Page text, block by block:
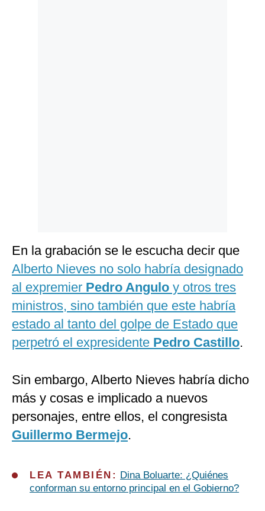
En la grabación se le escucha decir que
Alberto Nieves no solo habría designado
al expremier Pedro Angulo y otros tres
ministros, sino también que este habría
estado al tanto del golpe de Estado que
perpetró el expresidente Pedro Castillo.
Sin embargo, Alberto Nieves habría dicho
más y cosas e implicado a nuevos
personajes, entre ellos, el congresista
Guillermo Bermejo.
LEA TAMBIÉN:
Dina Boluarte: ¿Quiénes
conforman su entorno principal en el Gobierno?